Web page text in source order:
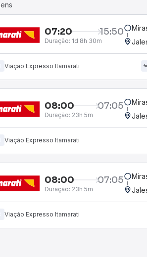
07:20 15:50
Duração: 1d 8h 30m
Viação Expresso Itamarati
08:00 07:05
Duração: 23h 5m
Viação Expresso Itamarati
08:00 07:05
Duração: 23h 5m
Viação Expresso Itamarati